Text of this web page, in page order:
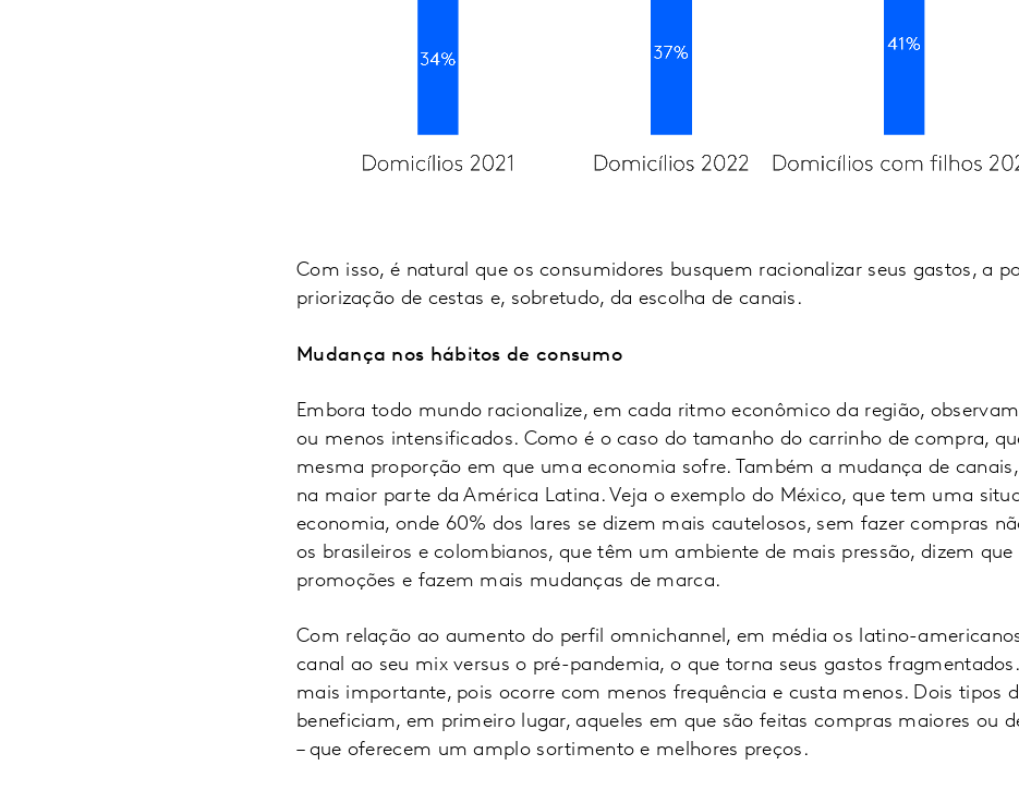
Com isso, é natural que os consumidores busquem racionalizar seus gastos, a
priorização de cestas e, sobretudo, da escolha de canais.
Mudança nos hábitos de consumo
Embora todo mundo racionalize, em cada ritmo econômico da região,
ou menos intensificados. Como é o caso do tamanho do carrinho de compra,
mesma proporção em que uma economia sofre. Também a mudança de canais,
na maior parte da América Latina. Veja o exemplo do México, que tem uma
economia, onde 60% dos lares se dizem mais cautelosos, sem fazer compras
os brasileiros e colombianos, que têm um ambiente de mais pressão, dizem
promoções e fazem mais mudanças de marca.
Com relação ao aumento do perfil omnichannel, em média os latino-
canal ao seu mix versus o pré-pandemia, o que torna seus gastos
mais importante, pois ocorre com menos frequência e custa menos. Dois tipos
beneficiam, em primeiro lugar, aqueles em que são feitas compras maiores ou
– que oferecem um amplo sortimento e melhores preços.